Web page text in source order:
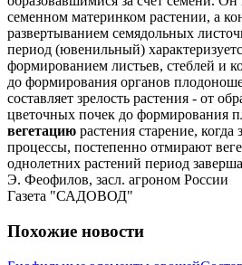
семенном материнком растении, а
развертыванием семядольных
период (ювенильный)
формированием листьев, стеблей и
до формирования органов
составляет зрелость растения - от
цветочных почек до формирования
вегетацию растения старение,
процессы, постепенно отмирают
однолетних растений период
Э. Феофилов, засл. агроном России
Газета "САДОВОД"
Похожие новости